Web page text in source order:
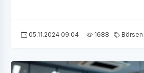
05.11.2024 09:04 1688 Börsen